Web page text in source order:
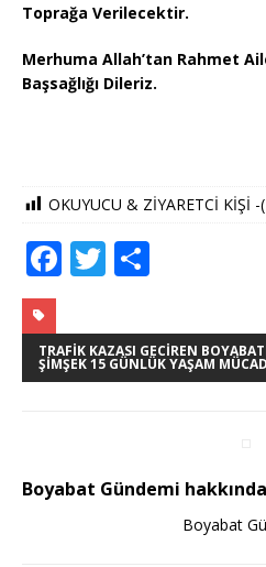
Toprağa Verilecektir.
Merhuma Allah’tan Rahmet
Başsağlığı Dileriz.
OKUYUCU & ZİYARETCİ KİŞİ -(
F
c
e
o
k
T
it
te
ar
e
TRAFIK KAZASI GECIREN
ŞIMŞEK 15 GÜNLÜK YAŞAM
Boyabat Gündemi hakkında
Boyabat